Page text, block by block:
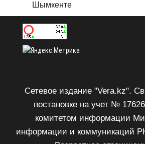
Шымкенте
Сетевое издание "Vera.kz".
постановке на учет №
комитетом информации
информации и коммуникаций